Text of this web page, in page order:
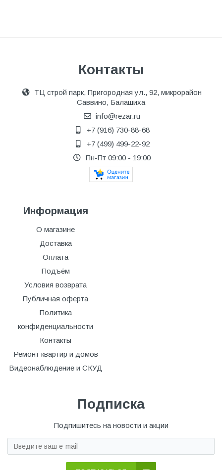
Контакты
ТЦ строй парк, Пригородная ул., 92, микрорайон
Саввино, Балашиха
info@rezar.ru
+7 (916) 730-88-68
+7 (499) 499-22-92
Пн-Пт 09:00 - 19:00
Информация
О магазине
Доставка
Оплата
Подъём
Условия возврата
Публичная оферта
Политика
конфиденциальности
Контакты
Ремонт квартир и домов
Видеонаблюдение и СКУД
Подписка
Подпишитесь на новости и акции